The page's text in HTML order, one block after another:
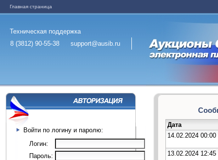
Главная страница
Техническая поддержка
8 (3812) 90-55-38
support@ausib.ru
Войти по логину и паролю:
Логин:
Пароль:
Дата
14.02.2024 00:00
13.02.2024 12:45